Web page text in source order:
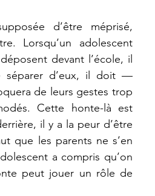
d’être méprisé,
Lorsqu’un adolescent
devant l’école, il
séparer d’eux, il doit —
de leurs gestes trop
Cette honte-là est
il y a la peur d’être
que les parents ne s’en
a compris qu’on
peut jouer un rôle de